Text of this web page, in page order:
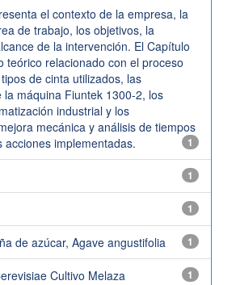
el contexto de la empresa, la
de trabajo, los objetivos, la
de la intervención. El Capítulo
teórico relacionado con el proceso
de cinta utilizados, las
máquina Fiuntek 1300-2, los
industrial y los
mecánica y análisis de tiempos
acciones implementadas.
1
1
1
de azúcar, Agave angustifolia 1
Cultivo Melaza 1